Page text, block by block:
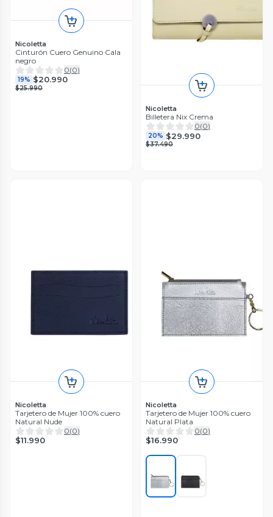
Nicoletta
Cinturón Cuero Genuino Cala
negro
0(0)
19% $20.990
$25.990
Nicoletta
Billetera Nix Crema
0(0)
20% $29.990
$37.490
Nicoletta
Tarjetero de Mujer 100% cuero
Natural Nude
0(0)
$11.990
Nicoletta
Tarjetero de Mujer 100% cuero
Natural Plata
0(0)
$16.990